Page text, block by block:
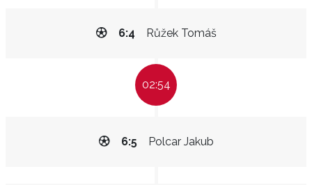
Růžek Tomáš
6:4
02:54
Polcar Jakub
6:5